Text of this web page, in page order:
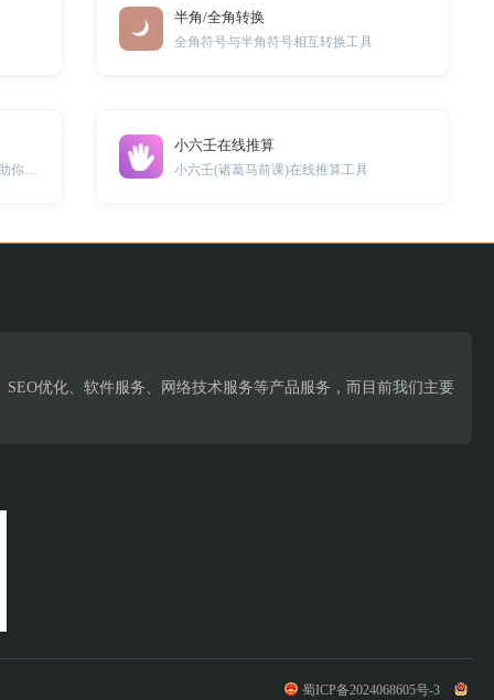
半角/全角转换
全角符号与半角符号相互转换工具
小六壬在线推算
小六壬(诸葛马前课)在线推算工具
优化、软件服务、网络技术服务等产品服务，而目前我们主要
蜀ICP备2024068605号-3